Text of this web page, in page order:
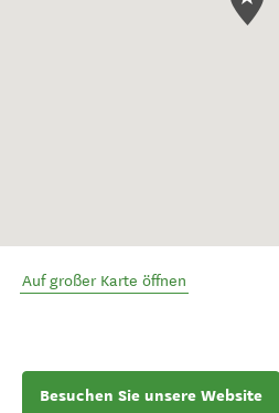
Auf großer Karte öffnen
Besuchen Sie unsere Website